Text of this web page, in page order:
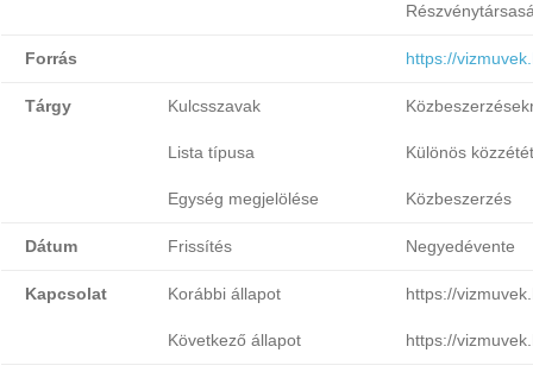
Forrás https://
Tárgy Kulcsszavak
Lista típusa Különös
Egység megjelölése Közbeszerzés
Dátum Frissítés Negyedévente
Kapcsolat Korábbi állapot https://
Következő állapot https://